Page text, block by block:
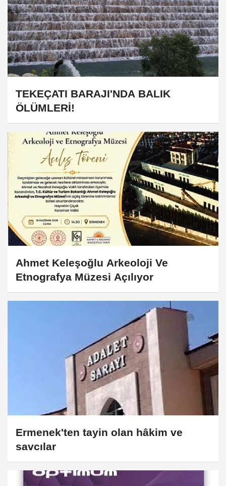
TEKEÇATI BARAJI'NDA BALIK
ÖLÜMLERİ!
Ahmet Keleşoğlu Arkeoloji Ve
Etnografya Müzesi Açılıyor
Ermenek'ten tayin olan hâkim ve
savcılar